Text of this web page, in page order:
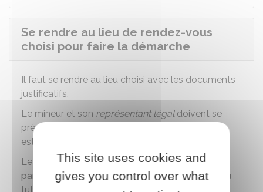
Se rendre au lieu de rendez-vous
choisi pour faire la démarche
Il faut se rendre au lieu choisi avec les documents
justificatifs.
Le mineur et son représentant légaldoivent se
présenter
au guichet. Leur présence
est indispensable.
Le représentant légal doit exercerl'autorité
parentale. Il peut s'agir du père, de la mère ou du
This site uses cookies and
gives you control over what